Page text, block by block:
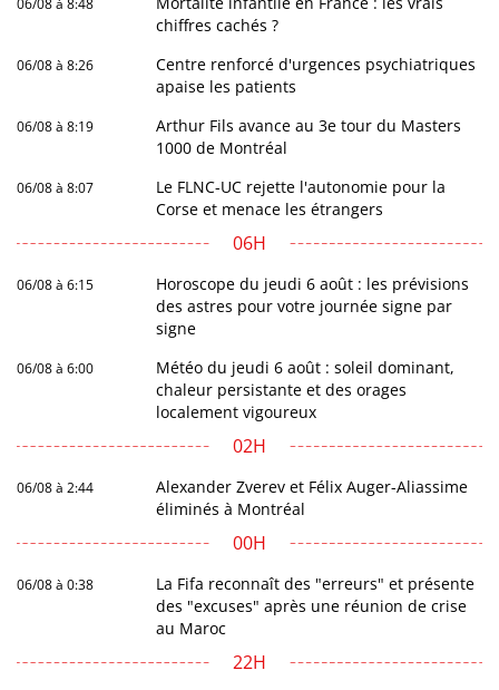
chiffres cachés ?
06/08 à 8:26
Centre renforcé d'urgences psychiatriques
apaise les patients
06/08 à 8:19
Arthur Fils avance au 3e tour du Masters
1000 de Montréal
06/08 à 8:07
Le FLNC-UC rejette l'autonomie pour la
Corse et menace les étrangers
06H
06/08 à 6:15
Horoscope du jeudi 6 août : les prévisions
des astres pour votre journée signe par
signe
06/08 à 6:00
Météo du jeudi 6 août : soleil dominant,
chaleur persistante et des orages
localement vigoureux
02H
06/08 à 2:44
Alexander Zverev et Félix Auger-Aliassime
éliminés à Montréal
00H
06/08 à 0:38
La Fifa reconnaît des "erreurs" et présente
des "excuses" après une réunion de crise
au Maroc
22H